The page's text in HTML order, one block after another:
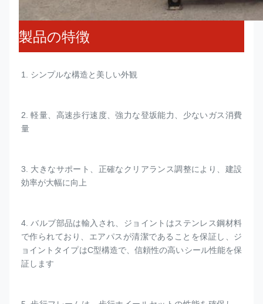
製品の特徴
1. シンプルな構造と美しい外観
2. 軽量、高速歩行速度、強力な登坂能力、少ないガス消費
量
3. 大きなサポート、正確なクリアランス調整により、建設
効率が大幅に向上
4. バルブ部品は輸入され、ジョイントはステンレス鋼材料
で作られており、エアパスが清潔であることを保証し、ジ
ョイントタイプはC型構造で、信頼性の高いシール性能を保
証します